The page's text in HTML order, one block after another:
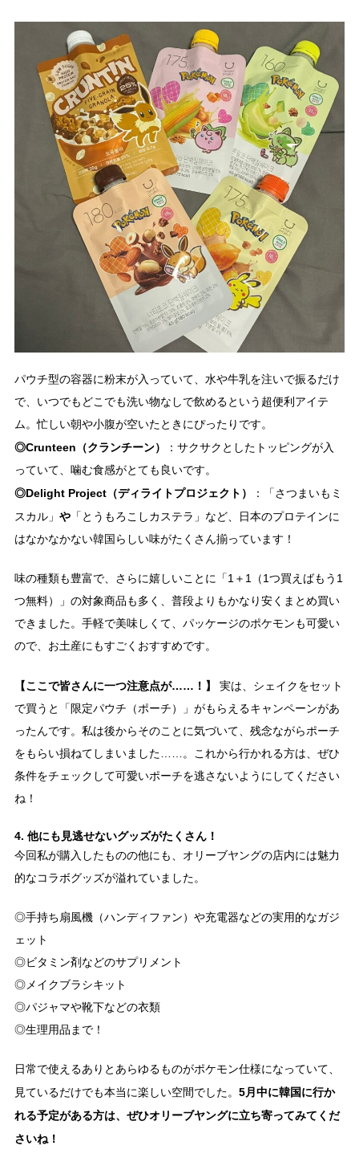
パウチ型の容器に粉末が入っていて、水や牛乳を注いで振るだけ
で、いつでもどこでも洗い物なしで飲めるという超便利アイテ
ム。忙しい朝や小腹が空いたときにぴったりです。
◎Crunteen（クランチーン）
：サクサクとしたトッピングが入
っていて、噛む食感がとても良いです。
◎Delight Project（ディライトプロジェクト）
：「さつまいもミ
スカル」 や「とうもろこしカステラ」など、日本のプロテインに
はなかなかない韓国らしい味がたくさん揃っています！
味の種類も豊富で、さらに嬉しいことに「1＋1（1つ買えばもう1
つ無料）」の対象商品も多く、普段よりもかなり安くまとめ買い
できました。手軽で美味しくて、パッケージのポケモンも可愛い
ので、お土産にもすごくおすすめです。
【ここで皆さんに一つ注意点が……！】
実は、シェイクをセット
で買うと「限定パウチ（ポーチ）」がもらえるキャンペーンがあ
ったんです。私は後からそのことに気づいて、残念ながらポーチ
をもらい損ねてしまいました……。これから行かれる方は、ぜひ
条件をチェックして可愛いポーチを逃さないようにしてください
ね！
4. 他にも見逃せないグッズがたくさん！
今回私が購入したものの他にも、オリーブヤングの店内には魅力
的なコラボグッズが溢れていました。
◎手持ち扇風機（ハンディファン）や充電器などの実用的なガジ
ェット
◎ビタミン剤などのサプリメント
◎メイクブラシキット
◎パジャマや靴下などの衣類
◎生理用品まで！
日常で使えるありとあらゆるものがポケモン仕様になっていて、
見ているだけでも本当に楽しい空間でした。 5月中に韓国に行か
れる予定がある方は、ぜひオリーブヤングに立ち寄ってみてくだ
さいね！